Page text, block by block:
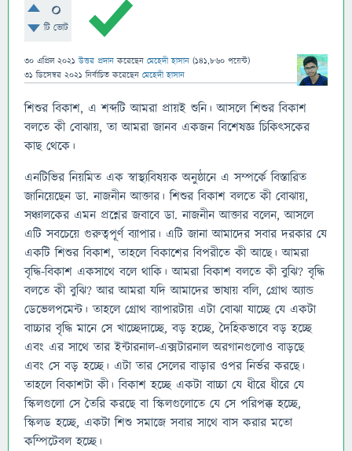
0
টি ভোট
30 এপ্রিল 2021 উত্তর প্রদান করেছেন মেহেদী হাসান (141,860 পয়েন্ট)
31 ডিসেম্বর 2021 নির্বাচিত করেছেন মেহেদী হাসান
শিশুর বিকাশ, এ শব্দটি আমরা প্রায়ই শুনি। আসলে শিশুর বিকাশ
বলতে কী বোঝায়, তা আমরা জানব একজন বিশেষজ্ঞ চিকিৎসকের
কাছ থেকে।
এনটিভির নিয়মিত এক স্বাস্থ্যবিষয়ক অনুষ্ঠানে এ সম্পর্কে বিস্তারিত
জানিয়েছেন ডা. নাজনীন আক্তার। শিশুর বিকাশ বলতে কী বোঝায়,
সঞ্চালকের এমন প্রশ্নের জবাবে ডা. নাজনীন আক্তার বলেন, আসলে
এটি সবচেয়ে গুরুত্বপূর্ণ ব্যাপার। এটি জানা আমাদের সবার দরকার যে
একটি শিশুর বিকাশ, তাহলে বিকাশের বিপরীতে কী আছে। আমরা
বৃদ্ধি-বিকাশ একসাথে বলে থাকি। আমরা বিকাশ বলতে কী বুঝি? বৃদ্ধি
বলতে কী বুঝি? আর আমরা যদি আমাদের ভাষায় বলি, গ্রোথ অ্যান্ড
ডেভেলপমেন্ট। তাহলে গ্রোথ ব্যাপারটায় এটা বোঝা যাচ্ছে যে একটা
বাচ্চার বৃদ্ধি মানে সে খাচ্ছেদাচ্ছে, বড় হচ্ছে, দৈহিকভাবে বড় হচ্ছে
এবং এর সাথে তার ইন্টারনাল-এক্সটারনাল অরগানগুলোও বাড়ছে
এবং সে বড় হচ্ছে। এটা তার সেলের বাড়ার ওপর নির্ভর করছে।
তাহলে বিকাশটা কী। বিকাশ হচ্ছে একটা বাচ্চা যে ধীরে ধীরে যে
স্কিলগুলো সে তৈরি করছে বা স্কিলগুলোতে যে সে পরিপক্ক হচ্ছে,
স্কিলড হচ্ছে, একটা শিশু সমাজে সবার সাথে বাস করার মতো
কম্পিটেবল হচ্ছে।